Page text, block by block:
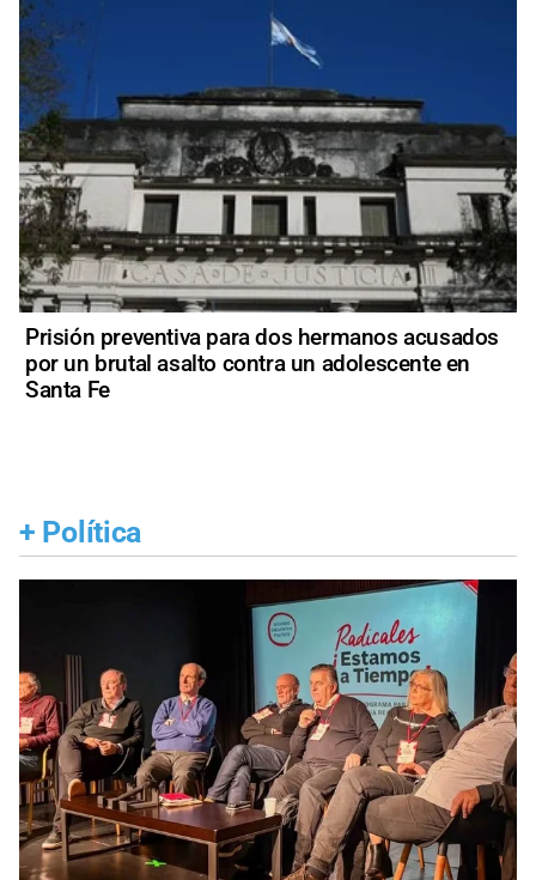
Prisión preventiva para dos hermanos acusados
por un brutal asalto contra un adolescente en
Santa Fe
+ Política